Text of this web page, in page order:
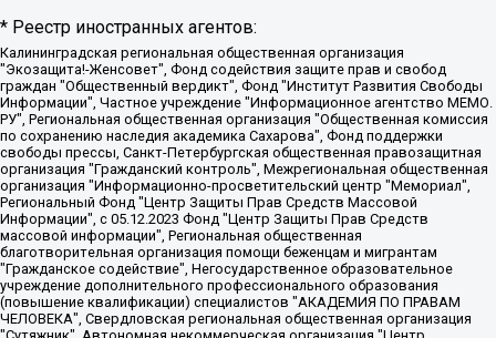
* Реестр иностранных агентов:
Калининградская региональная общественная организация "Экозащита!-Женсовет", Фонд содействия защите прав и свобод граждан "Общественный вердикт", Фонд "Институт Развития Свободы Информации", Частное учреждение "Информационное агентство МЕМО. РУ", Региональная общественная организация "Общественная комиссия по сохранению наследия академика Сахарова", Фонд поддержки свободы прессы, Санкт-Петербургская общественная правозащитная организация "Гражданский контроль", Межрегиональная общественная организация "Информационно-просветительский центр "Мемориал", Региональный Фонд "Центр Защиты Прав Средств Массовой Информации", с 05.12.2023 Фонд "Центр Защиты Прав Средств массовой информации", Региональная общественная благотворительная организация помощи беженцам и мигрантам "Гражданское содействие", Негосударственное образовательное учреждение дополнительного профессионального образования (повышение квалификации) специалистов "АКАДЕМИЯ ПО ПРАВАМ ЧЕЛОВЕКА", Свердловская региональная общественная организация "Сутяжник", Автономная некоммерческая организация "Центр независимых социологических исследований", Союз общественных объединений "Российский исследовательский центр по правам человека", Региональное общественное учреждение научно-информационный центр "МЕМОРИАЛ", Некоммерческая организация "Фонд защиты гласности", Автономная некоммерческая организация "Институт прав человека", Городская общественная организация "Екатеринбургское общество "МЕМОРИАЛ", Городская общественная организация "Рязанское историко-просветительское и правозащитное общество "Мемориал" (Рязанский Мемориал), Челябинский региональный орган общественной самодеятельности – женское общественное объединение "Женщины Евразии", Челябинский региональный орган общественной самодеятельности "Уральская правозащитная группа", Фонд содействия защите здоровья и социальной справедливости имени Андрея Рылькова, Автономная Некоммерческая Организация "Аналитический Центр Юрия Левады", Автономная некоммерческая организация социальной поддержки населения "Проект Апрель", Региональная общественная организация помощи женщинам и детям, находящимся в кризисной ситуации "Информационно-методический центр "Анна", Фонд содействия развитию массовых коммуникаций и правовому просвещению "Так-так-Так", Фонд содействия устойчивому развитию "Серебряная тайга", Свердловский региональный общественный фонд социальных проектов "Новое время", "Idel.Реалии", Кавказ.Реалии, Крым.Реалии, Телеканал Настоящее Время, Татаро-башкирская служба Радио Свобода (Azatliq Radiosi), Радио Свободная Европа/Радио Свобода (PCE/PC), "Сибирь.Реалии", "Фактограф", Благотворительный фонд помощи осужденным и их семьям, Автономная некоммерческая организация "Институт глобализации и социальных движений", Фонд "В защиту прав заключенных", Частное учреждение "Центр поддержки и содействия развитию средств массовой информации", Пензенский региональный общественный благотворительный фонд "Гражданский союз", "Север.Реалии", Некоммерческая организация Фонд "Правовая инициатива", Общество с ограниченной ответственностью "Радио Свободная Европа/Радио Свобода", Чешское информационное агентство "MEDIUM-ORIENT", Красноярская региональная общественная организация "Мы против СПИДа", Камалягин Денис Николаевич, Маркелов Сергей Евгеньевич, Пономарев Лев Александрович, Савицкая Людмила Алексеевна, Автономная некоммерческая организация "Центр по работе с проблемой насилия "НАСИЛИЮ.НЕТ", Межрегиональный профессиональный союз работников здравоохранения "Альянс врачей", Юридическое лицо, зарегистрированное в Латвийской Республике, SIA "Medusa Project" (регистрационный номер 40103797863, дата регистрации 10.06.2014), Некоммерческая организация "Фонд по борьбе с коррупцией", Автономная некоммерческая организация "Институт права и публичной политики", Баданин Роман Сергеевич, Гликин Максим Александрович, Железнова Мария Михайловна, Лукьянова Юлия Сергеевна, Маетная Елизавета Витальевна, Маняхин Петр Борисович, Чуракова Ольга Владимировна, Ярош Юлия Петровна, Юридическое лицо "The Insider SIA", зарегистрированное в Риге, Латвийская Республика (дата регистрации 26.06.2015), являющееся администратором доменного имени интернет-издания "The Insider SIA", https://theins.ru, Постернак Алексей Евгеньевич, Рубин Михаил Аркадьевич, Анин Роман Александрович, Юридическое лицо Istories fonds, зарегистрированное в Латвийской Республике (регистрационный номер 50008295751, дата регистрации 24.02.2020), Великовский Дмитрий Александрович, Долинина Ирина Николаевна, Мароховская Алеся Алексеевна, Шлейнов Роман Юрьевич, Шмагун Олеся Валентиновна, Общество с ограниченной ответственностью "Альтаир 2021", Общество с ограниченной ответственностью "Вега 2021", Общество с ограниченной ответственностью "Главный редактор 2021", Общество с ограниченной ответственностью "Ромашки монолит", Важенков Артем Валерьевич, Ивановская областная общественная организация "Центр гендерных исследований", Гурман Юрий Альбертович, Медиапроект "ОВД-Инфо", Егоров Владимир Владимирович, Жилинский Владимир Александрович, Общество с ограниченной ответственностью "ЗП", Иванова София Юрьевна, Карезина Инна Павловна, Кильтау Екатерина Викторовна, Петров Алексей Викторович, Пискунов Сергей Евгеньевич, Смирнов Сергей Сергеевич, Тихонов Михаил Сергеевич, Общество с ограниченной ответственностью "ЖУРНАЛИСТ-ИНОСТРАННЫЙ АГЕНТ", Арапова Галина Юрьевна, Вольтская Татьяна Анатольевна, Американская компания "Mason G.E.S. Anonymous Foundation" (США), являющаяся владельцем интернет-издания https://mnews.world/, Компания "Stichting Bellingcat", зарегистрированная в Нидерландах (дата регистрации 11.07.2018), Захаров Андрей Вячеславович, Клепиковская Екатерина Дмитриевна, Общество с ограниченной ответственностью "МЕМО", Перл Роман Александрович, Симонов Евгений Алексеевич, Соловьева Елена Анатольевна, Сотников Даниил Владимирович, Сурначева Елизавета Дмитриевна, Автономная некоммерческая организация по защите прав человека и информированию населения "Якутия – Наше Мнение", Общество с ограниченной ответственностью "Москоу диджитал медиа", с 26.01.2023 Общество с ограниченной ответственностью "Чайка Белые сады", Ветошкина Валерия Валерьевна, Заговора Максим Александрович, Межрегиональное общественное движение "Российская ЛГБТ - сеть", Оленичев Максим Владимирович, Павлов Иван Юрьевич, Скворцова Елена Сергеевна, Общество с ограниченной ответственностью "Как бы инагент", Кочетков Игорь Викторович, Общество с ограниченной ответственностью "Честные выборы", Еланчик Олег Александрович, Общество с ограниченной ответственностью "Нобелевский призыв", Гималова Регина Эмилевна, Григорьев Андрей Валерьевич, Григорьева Алина Александровна, Ассоциация по содействию защите прав призывников, альтернативнослужащих и военнослужащих "Правозащитная группа "Гражданин.Армия.Право", Хисамова Регина Фаритовна, Автономная некоммерческая организация по реализации социально-правовых программ "Лилит", Дальневосточное общественное движение "Маяк", Санкт-Петербургская ЛГБТ-инициативная группа "Выход", Инициативная группа ЛГБТ+ "Реверс", Алексеев Андрей Викторович, Бекбулатова Таисия Львовна, Беляев Иван Михайлович, Владыкина Елена Сергеевна, Гельман Марат Александрович, Никульшина Вероника Юрьевна, Толоконникова Надежда Андреевна, Шендерович Виктор Анатольевич, Общество с ограниченной ответственностью "Данное сообщение", Общество с ограниченной ответственностью Издательский дом "Новая глава", Айнбиндер Александра Александровна, Московский комьюнити-центр для ЛГБТ+инициатив, Благотворительный фонд развития филантропии, Deutsche Welle (Германия, Kurt-Schumacher-Strasse 3, 53113 Bonn), Борзунова Мария Михайловна, Воробьев Виктор Викторович, Голубева Анна Львовна, Константинова Алла Михайловна, Малкова Ирина Владимировна, Мурадов Мурад Абдулгалимович, Осетинская Елизавета Николаевна, Понасенков Евгений Николаевич, Ганапольский Матвей Юрьевич, Киселев Евгений Алексеевич, Борухович Ирина Григорьевна, Дремин Иван Тимофеевич, Дубровский Дмитрий Викторович, Красноярская региональная общественная организация поддержки и развития альтернативных образовательных технологий и межкультурных коммуникаций "ИНТЕРРА", Маяковская Екатерина Алексеевна, Фейгин Марк Захарович, Филимонов Андрей Викторович, Дзугкоева Регина Николаевна, Доброхотов Роман Александрович, Дудь Юрий Александрович, Елкин Сергей Владимирович, Кругликов Кирилл Игоревич, Сабунаева Мария Леонидовна, Семенов Алексей Владимирович, Шаинян Карен Багратович, Шульман Екатерина Михайловна, Асафьев Артур Валерьевич, Вахштайн Виктор Семенович, Венедиктов Алексей Алексеевич, Лушникова Екатерина Евгеньевна, Волков Леонид Михайлович, Невзоров Александр Глебович, Пархоменко Сергей Борисович, Сироткин Ярослав Николаевич, Кара-Мурза Владимир Владимирович, Баранова Наталья Владимировна, Гозман Леонид Яковлевич, Кагарлицкий Борис Юльевич, Климарев Михаил Валерьевич, Милов Владимир Станиславович, Автономная некоммерческая организация Краснодарский центр современного искусства "Типография", Моргенштерн Алишер Тагирович, Соболь Любовь Эдуардовна, Общество с ограниченной ответственностью "ЛИЗА НОРМ", Каспаров Гарри Кимович, Ходорковский Михаил Борисович, Общество с ограниченной ответственностью "Апрельские тезисы", Данилович Ирина Брониславовна, Кашин Олег Владимирович, Петров Николай Владимирович, Пивоваров Алексей Владимирович, Соколов Михаил Владимирович, Цветкова Юлия Владимировна, Чичваркин Евгений Александрович, Комитет против пыток/Команда против пыток, Общество с ограниченной ответственностью "Первый научный", Общество с ограниченной ответственностью "Вертолет и ко", Белоцерковская Вероника Борисовна, Кац Максим Евгеньевич, Лазарева Татьяна Юрьевна, Шаведдинов Руслан Табризович, Яшин Илья Валерьевич, Общество с ограниченной ответственностью "Иноагент ААВ", Алешковский Дмитрий Петрович, Альбац Евгения Марковна, Быков Дмитрий Львович, Галямина Юлия Евгеньевна, Лойко Сергей Леонидович, Мартынов Кирилл Константинович, Медведев Сергей Александрович, Крашенинников Федор Геннадиевич, Гордеева Катерина Вл